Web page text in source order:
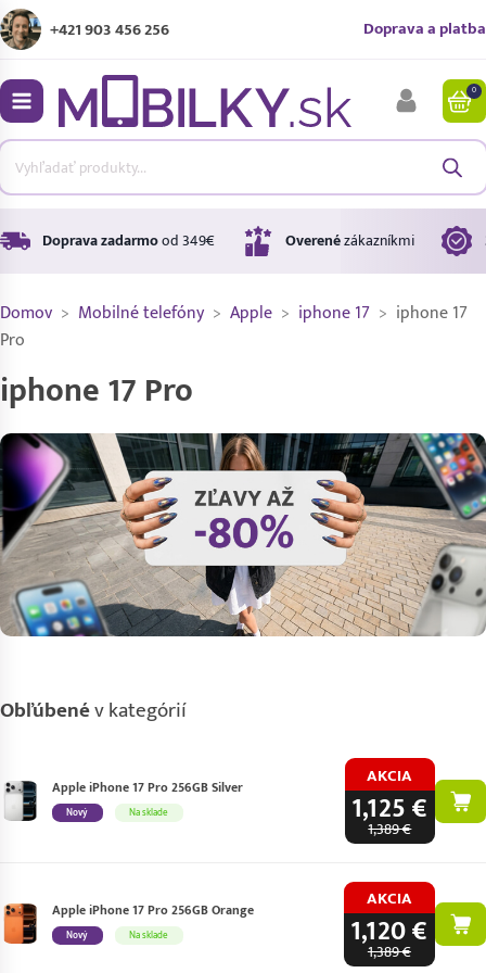
+421 903 456 256 Doprava a platba
0
Doprava zadarmood 349€ Overenézákazníkmi
Domov > Mobilné telefóny > Apple > iphone 17 > iphone 17
Pro
iphone 17 Pro
Obľúbenév kategórií
Nový Na sklade
Apple iPhone 17 Pro 256GB Silver AKCIA
1,125 €
1,389 €
Nový Na sklade
Apple iPhone 17 Pro 256GB Orange AKCIA
1,120 €
1,389 €